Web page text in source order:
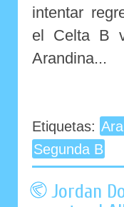
intentar
el Celta B
Arandina...
Etiquetas:
Segunda B
Jordan